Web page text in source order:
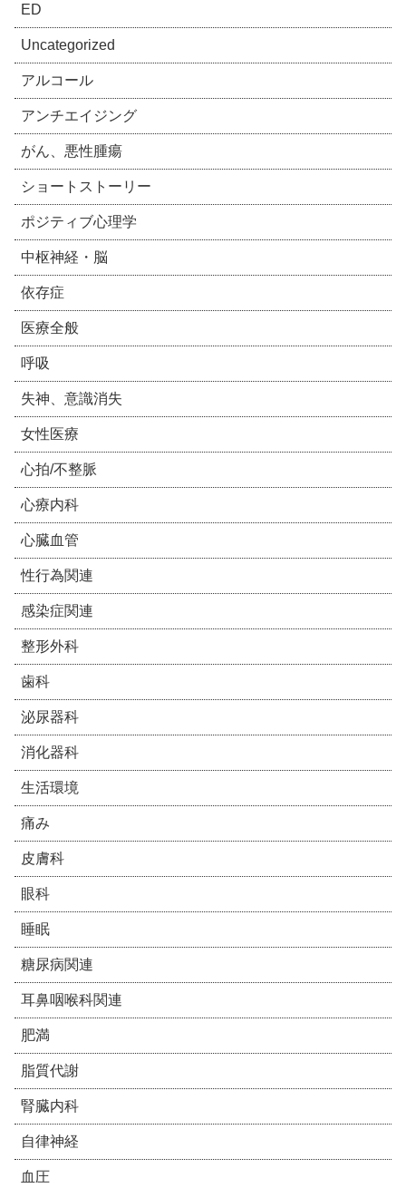
ED
Uncategorized
アルコール
アンチエイジング
がん、悪性腫瘍
ショートストーリー
ポジティブ心理学
中枢神経・脳
依存症
医療全般
呼吸
失神、意識消失
女性医療
心拍/不整脈
心療内科
心臓血管
性行為関連
感染症関連
整形外科
歯科
泌尿器科
消化器科
生活環境
痛み
皮膚科
眼科
睡眠
糖尿病関連
耳鼻咽喉科関連
肥満
脂質代謝
腎臓内科
自律神経
血圧